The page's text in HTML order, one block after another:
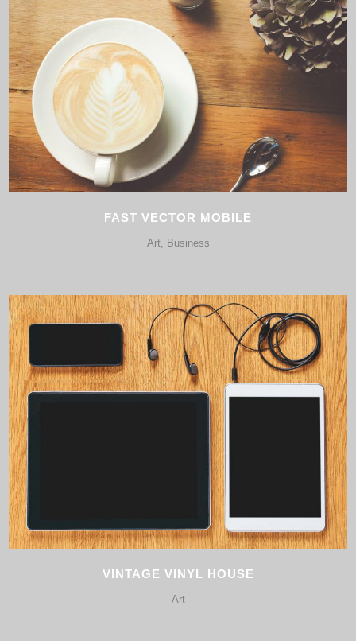
FAST VECTOR MOBILE
Art, Business
VINTAGE VINYL HOUSE
Art